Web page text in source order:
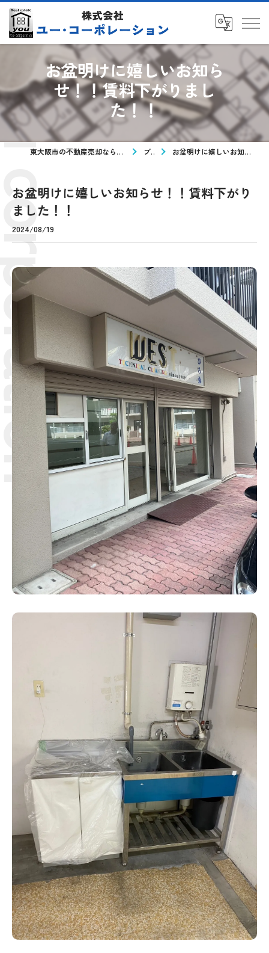
お盆明けに嬉しいお知ら
せ！！賃料下がりまし
た！！
東大阪市の不動産売却なら株式会社ユー・コーポレーション ブログ お盆明けに嬉しいお知らせ！！賃料下がりました！！
お盆明けに嬉しいお知らせ！！賃料下がり
ました！！
2024/08/19